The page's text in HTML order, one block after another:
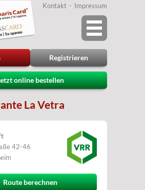
Registrieren
Kontakt Impressum
online bestellen
La Vetra
42-46
Route berechnen